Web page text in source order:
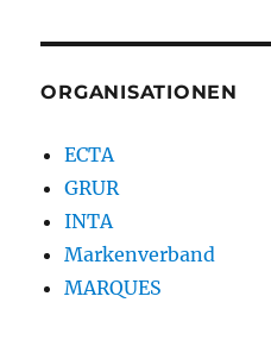
ORGANISATIONEN
ECTA
GRUR
INTA
Markenverband
MARQUES